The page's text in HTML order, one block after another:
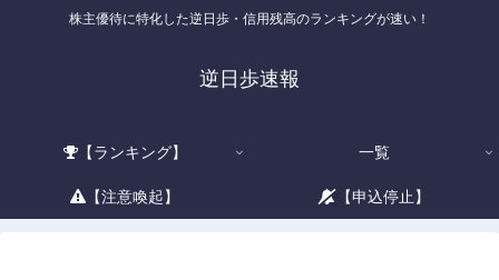
株主優待に特化した逆日歩・信用残高のランキングが速い！
逆日歩速報
【ランキング】 一覧
【注意喚起】 【申込停止】